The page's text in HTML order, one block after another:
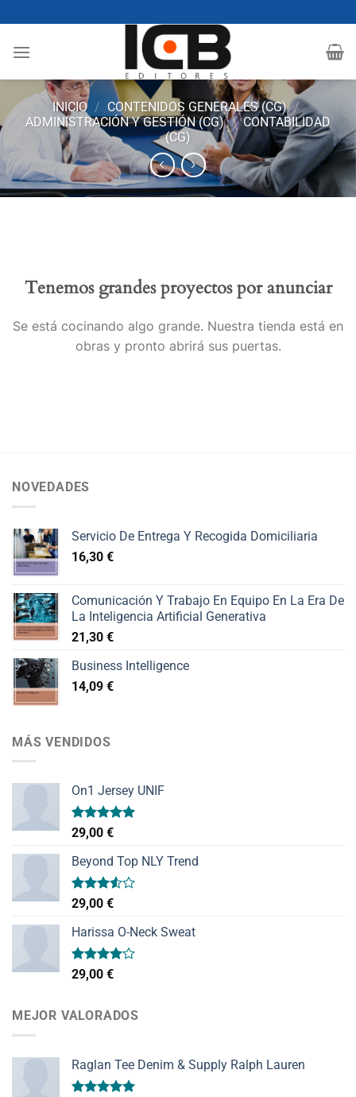
al
contenido
INICIO / CONTENIDOS GENERALES (CG) /
ADMINISTRACIÓN Y GESTIÓN (CG) / CONTABILIDAD
(CG)
Tenemos grandes proyectos por anunciar
Se está cocinando algo grande. Nuestra tienda está en
obras y pronto abrirá sus puertas.
NOVEDADES
Servicio De Entrega Y Recogida Domiciliaria
16,30 €
Comunicación Y Trabajo En Equipo En La Era De
La Inteligencia Artificial Generativa
21,30 €
Business Intelligence
14,09 €
MÁS VENDIDOS
On1 Jersey UNIF
Valorado
con
de 5
29,00 €
Beyond Top NLY Trend
Valorado
con
3.50de
5
29,00 €
Harissa O-Neck Sweat
Valorado
con
29,00 €
MEJOR VALORADOS
Raglan Tee Denim & Supply Ralph Lauren